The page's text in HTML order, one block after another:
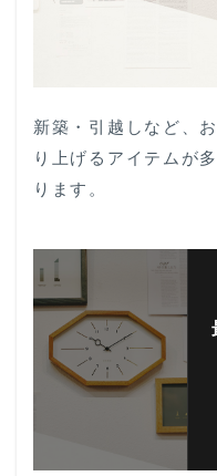
新築・引越しなど、
り上げるアイテムが
ります。